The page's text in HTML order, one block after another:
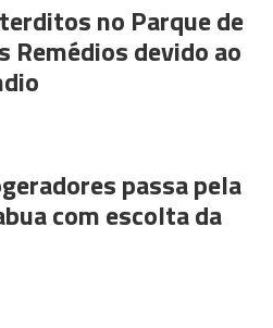
no Parque de
Remédios devido ao
passa pela
com escolta da